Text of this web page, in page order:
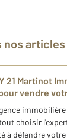
nos articles
21 Martinot
vendre
choisir
à défendre